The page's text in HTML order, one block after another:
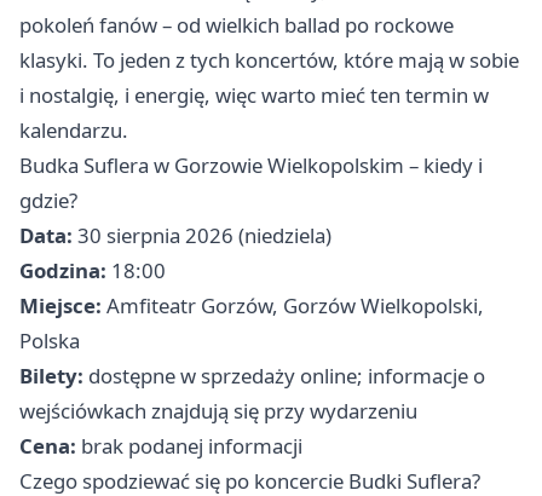
pokoleń fanów – od wielkich ballad po rockowe
klasyki. To jeden z tych koncertów, które mają w sobie
i nostalgię, i energię, więc warto mieć ten termin w
kalendarzu.
Budka Suflera w Gorzowie Wielkopolskim – kiedy i
gdzie?
Data: 30 sierpnia 2026 (niedziela)
Godzina: 18:00
Miejsce: Amfiteatr Gorzów, Gorzów Wielkopolski,
Polska
Bilety: dostępne w sprzedaży online; informacje o
wejściówkach znajdują się przy wydarzeniu
Cena: brak podanej informacji
Czego spodziewać się po koncercie Budki Suflera?